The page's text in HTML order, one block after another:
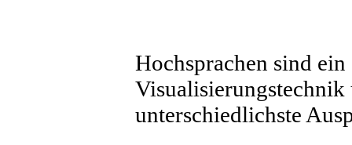
Hochsprachen sind
Visualisierungstechnik
unterschiedlichste